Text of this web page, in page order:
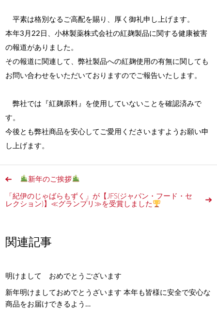
平素は格別なるご高配を賜り、厚く御礼申し上げます。
本年3月22日、小林製薬株式会社の紅麹製品に関する健康被害
の報道がありました。
その報道に関連して、弊社製品への紅麹使用の有無に関しても
お問い合わせをいただいておりますのでご報告いたします。
弊社では『紅麹原料』を使用していないことを確認済みで
す。
今後とも弊社商品を安心してご愛用くださいますようお願い申
し上げます。
新年のご挨拶
「紀伊のじゃばらもずく」が【JFS(ジャパン・フード・セ
レクション)】≪グランプリ≫を受賞しました
関連記事
明けまして おめでとうございます
新年明けましておめでとうざいます 本年も皆様に安全で安心な
商品をお届けできるよう…